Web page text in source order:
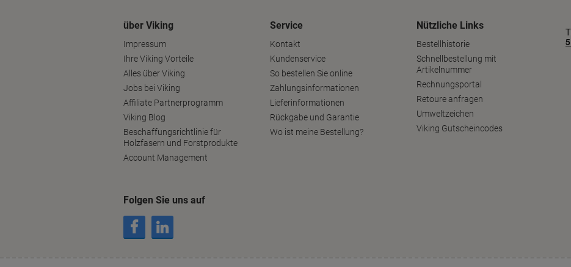
über Viking
Impressum
Ihre Viking Vorteile
Alles über Viking
Jobs bei Viking
Affiliate Partnerprogramm
Viking Blog
Beschaffungsrichtlinie für
Holzfasern und Forstprodukte
Account Management
Service
Kontakt
Kundenservice
So bestellen Sie online
Zahlungsinformationen
Lieferinformationen
Rückgabe und Garantie
Wo ist meine Bestellung?
Nützliche Links
Bestellhistorie
Schnellbestellung mit
Artikelnummer
Rechnungsportal
Retoure anfragen
Umweltzeichen
Viking Gutscheincodes
Folgen Sie uns auf